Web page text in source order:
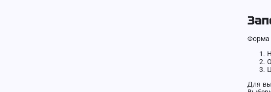
Форма
Для